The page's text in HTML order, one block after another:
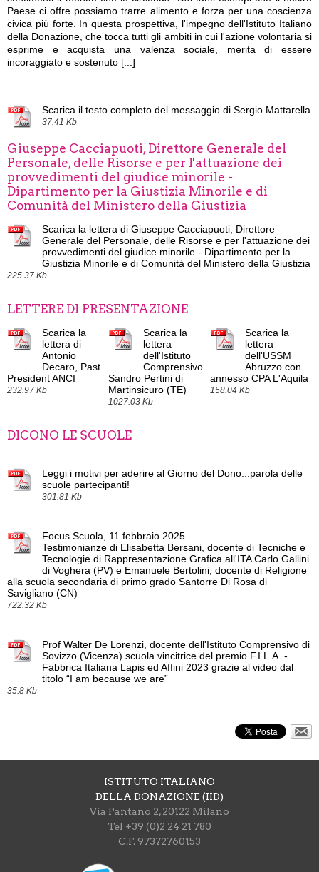
Paese ci offre possiamo trarre alimento e forza per una coscienza
civica più forte. In questa prospettiva, l'impegno dell'Istituto Italiano
della Donazione, che tocca tutti gli ambiti in cui l'azione volontaria si
esprime e acquista una valenza sociale, merita di essere
incoraggiato e sostenuto [...]
Scarica il testo completo del messaggio di Sergio Mattarella
37.41 Kb
Giuseppe Cacciapuoti, Direttore Generale del
Personale, delle Risorse e per l'attuazione dei
provvedimenti del giudice minorile -
Dipartimento per la Giustizia Minorile e di
Comunità del Ministero della Giustizia
Scarica la lettera di Giuseppe Cacciapuoti, Direttore
Generale del Personale, delle Risorse e per l'attuazione dei
provvedimenti del giudice minorile - Dipartimento per la
Giustizia Minorile e di Comunità del Ministero della Giustizia
225.37 Kb
LETTERE DI PRESENTAZIONE
Scarica la
lettera di
Antonio
Decaro, Past
President ANCI
232.97 Kb
Scarica la
lettera
dell'Istituto
Comprensivo
Sandro Pertini di
Martinsicuro (TE)
1027.03 Kb
Scarica la
lettera
dell'USSM
Abruzzo con
annesso CPA L'Aquila
158.04 Kb
DICONO LE SCUOLE
Leggi i motivi per aderire al Giorno del Dono...parola delle
scuole partecipanti!
301.81 Kb
Focus Scuola, 11 febbraio 2025
Testimonianze di Elisabetta Bersani, docente di Tecniche e
Tecnologie di Rappresentazione Grafica all'ITA Carlo Gallini
di Voghera (PV) e Emanuele Bertolini, docente di Religione
alla scuola secondaria di primo grado Santorre Di Rosa di
Savigliano (CN)
722.32 Kb
Prof Walter De Lorenzi, docente dell'Istituto Comprensivo di
Sovizzo (Vicenza) scuola vincitrice del premio F.I.L.A. -
Fabbrica Italiana Lapis ed Affini 2023 grazie al video dal
titolo “I am because we are”
35.8 Kb
ISTITUTO ITALIANO
DELLA DONAZIONE (IID)
Via Pantano 2, 20122 Milano
Tel +39 (0)2 24 21 780
C.F. 97372760153